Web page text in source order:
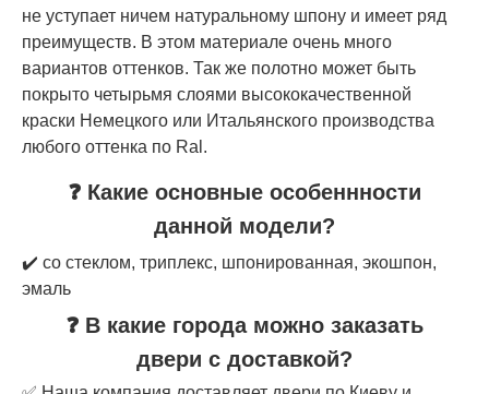
не уступает ничем натуральному шпону и имеет ряд
преимуществ. В этом материале очень много
вариантов оттенков. Так же полотно может быть
покрыто четырьмя слоями высококачественной
краски Немецкого или Итальянского производства
любого оттенка по Ral.
❓ Какие основные особеннности
данной модели?
✔️ со стеклом, триплекс, шпонированная, экошпон,
эмаль
❓ В какие города можно заказать
двери с доставкой?